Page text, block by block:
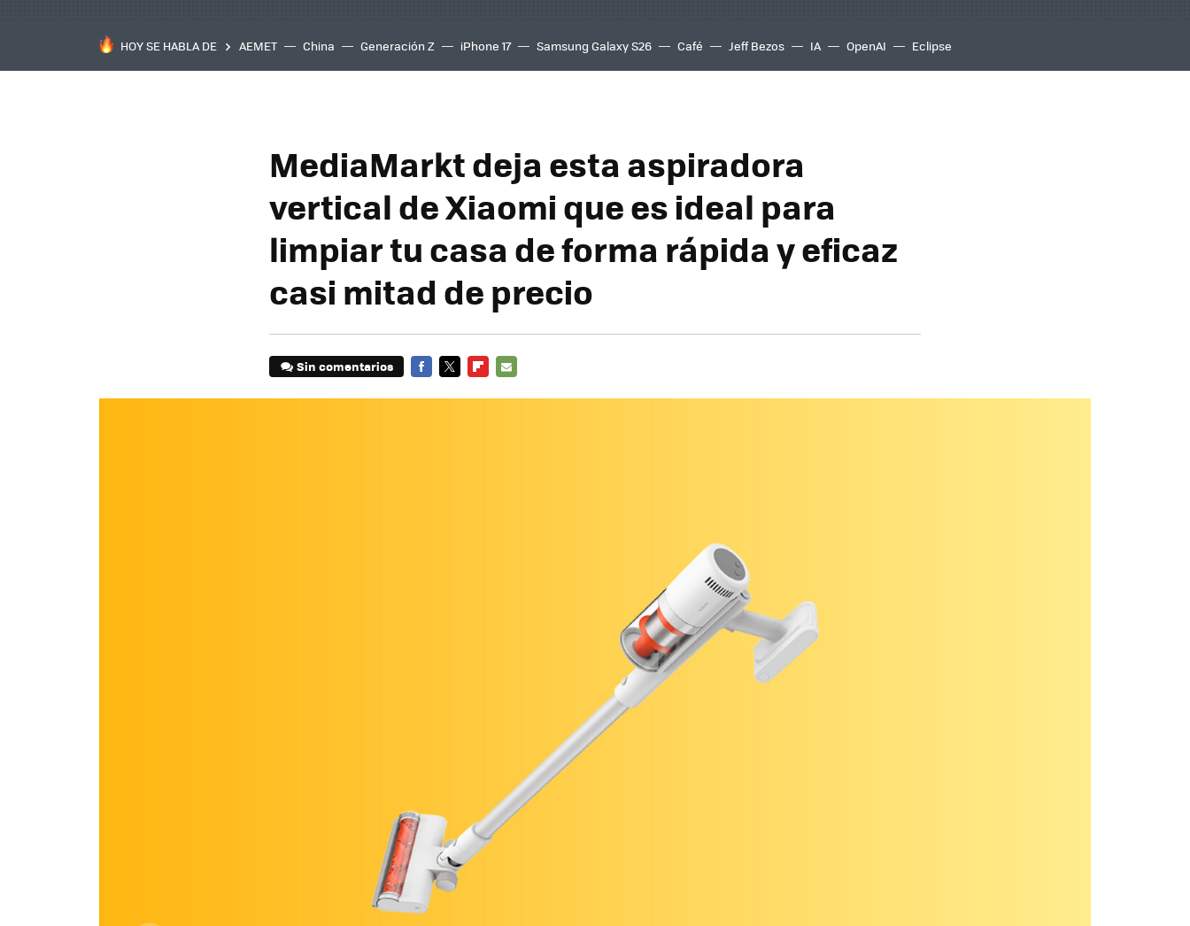
HOY SE HABLA DE AEMET China Generación Z iPhone 17 Samsung Galaxy S26 Café Jeff Bezos IA OpenAI Eclipse
MediaMarkt deja esta aspiradora
vertical de Xiaomi que es ideal para
limpiar tu casa de forma rápida y eficaz
casi mitad de precio
Sin comentarios